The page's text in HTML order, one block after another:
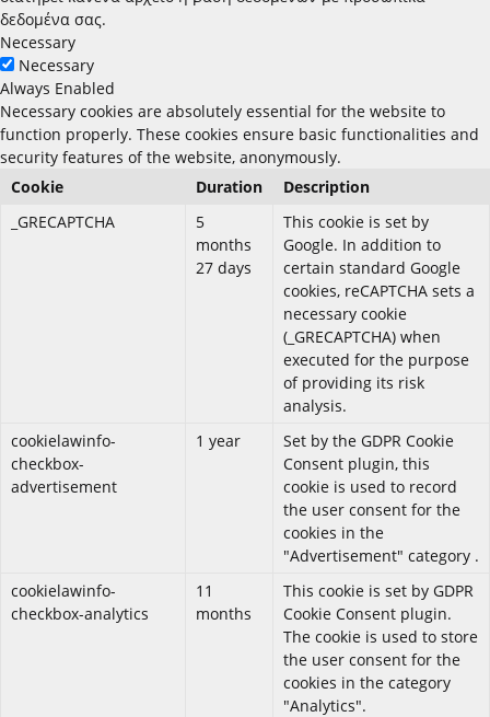
δεδομένα σας.
Necessary
Necessary
Always Enabled
Necessary cookies are absolutely essential for the website to
function properly. These cookies ensure basic functionalities and
security features of the website, anonymously.
Cookie
Duration
Description
_GRECAPTCHA
5
months
27 days
This cookie is set by
Google. In addition to
certain standard Google
cookies, reCAPTCHA sets a
necessary cookie
(_GRECAPTCHA) when
executed for the purpose
of providing its risk
analysis.
cookielawinfo-
checkbox-
advertisement
1 year
Set by the GDPR Cookie
Consent plugin, this
cookie is used to record
the user consent for the
cookies in the
"Advertisement" category .
cookielawinfo-
checkbox-analytics
11
months
This cookie is set by GDPR
Cookie Consent plugin.
The cookie is used to store
the user consent for the
cookies in the category
"Analytics".